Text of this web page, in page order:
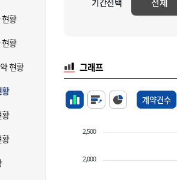
황
황
현황
그래프
계약건수
2,500
2,000